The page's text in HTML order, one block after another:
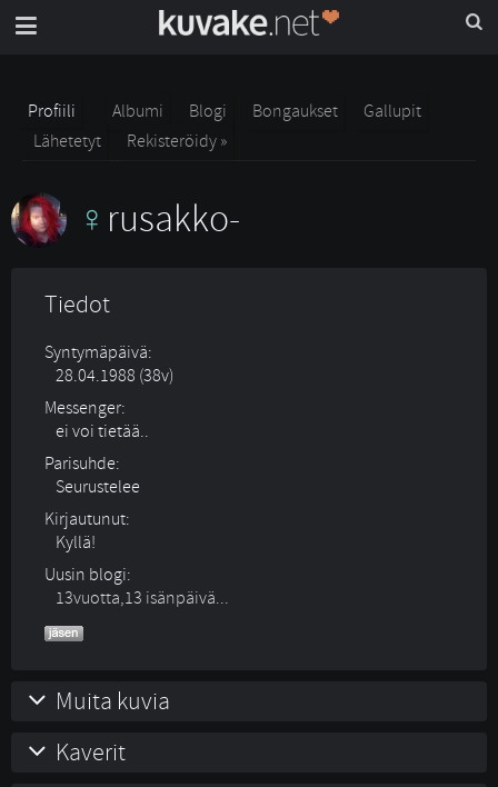
Profiili Albumi Blogi Bongaukset
Gallupit
Lähetetyt
Rekisteröidy »
rusakko-
Tiedot
Syntymäpäivä:
28.04.1988 (38v)
Messenger:
ei voi tietää..
Parisuhde:
Seurustelee
Kirjautunut:
Kyllä!
Uusin blogi:
13vuotta,13 isänpäivä...
Muita kuvia
Kaverit